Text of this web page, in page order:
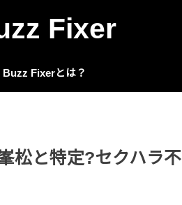
Fixer
Buzz Fixerとは？
松と特定?セクハラ不